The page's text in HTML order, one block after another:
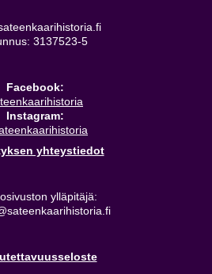
3137523-5
Facebook:
Instagram:
yhteystiedot
ylläpitäjä: